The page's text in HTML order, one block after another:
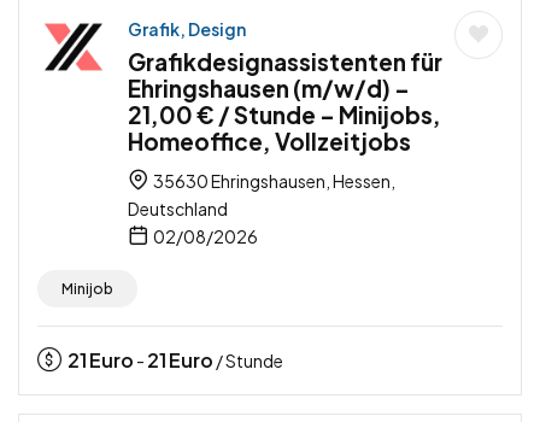
Grafik, Design
Grafikdesignassistenten für
Ehringshausen (m/w/d) –
21,00 € / Stunde – Minijobs,
Homeoffice, Vollzeitjobs
35630 Ehringshausen, Hessen,
Deutschland
02/08/2026
Minijob
21Euro - 21Euro / Stunde